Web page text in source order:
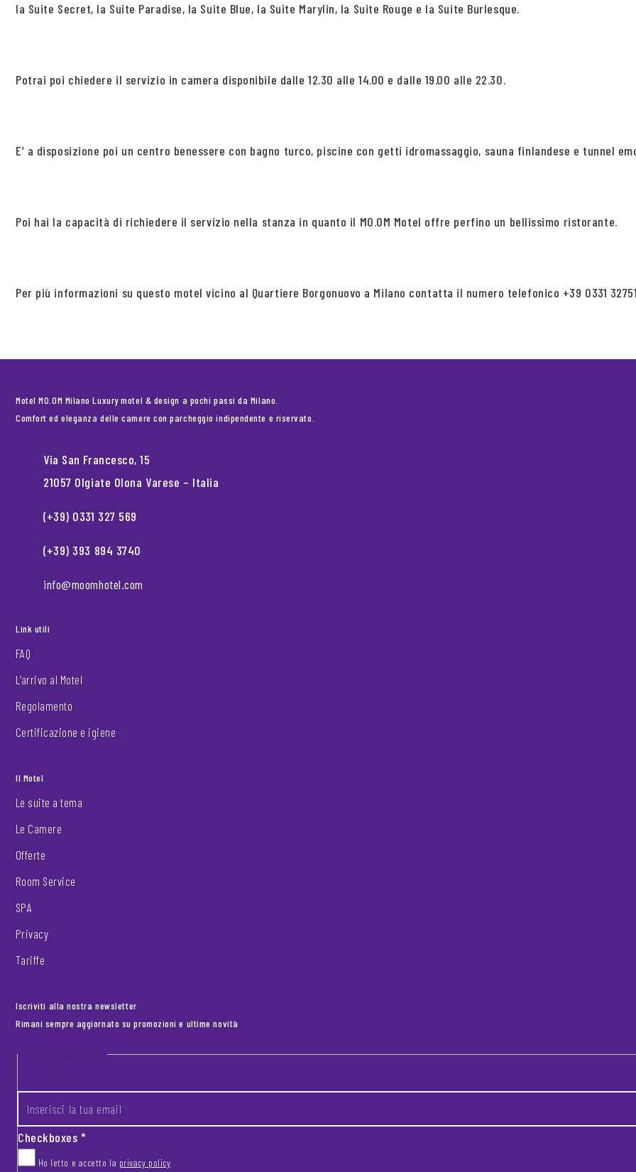
la Suite Secret, la Suite Paradise, la Suite Blue, la Suite Marylin, la Suite Rouge e la Suite Burlesque.
Potrai poi chiedere il servizio in camera disponibile dalle 12.30 alle 14.00 e dalle 19.00 alle 22.30.
E’ a disposizione poi un centro benessere con bagno turco, piscine con getti idromassaggio, sauna finlandese e tunnel
Poi hai la capacità di richiedere il servizio nella stanza in quanto il MO.OM Motel offre perfino un bellissimo ristorante.
Per più informazioni su questo motel vicino al Quartiere Borgonuovo a Milano contatta il numero telefonico +39 0331
Motel MO.OM Milano Luxury motel & design a pochi passi da Milano.
Comfort ed eleganza delle camere con parcheggio indipendente e riservato.
Via San Francesco, 15
21057 Olgiate Olona Varese – Italia
(+39) 0331 327 569
(+39) 393 894 3740
info@moomhotel.com
Link utili
FAQ
L’arrivo al Motel
Regolamento
Certificazione e igiene
Il Motel
Le suite a tema
Le Camere
Offerte
Room Service
SPA
Privacy
Tariffe
Iscriviti alla nostra newsletter
Rimani sempre aggiornato su promozioni e ultime novità
Footer newsletter
Checkboxes*
Ho letto e accetto la privacy policy